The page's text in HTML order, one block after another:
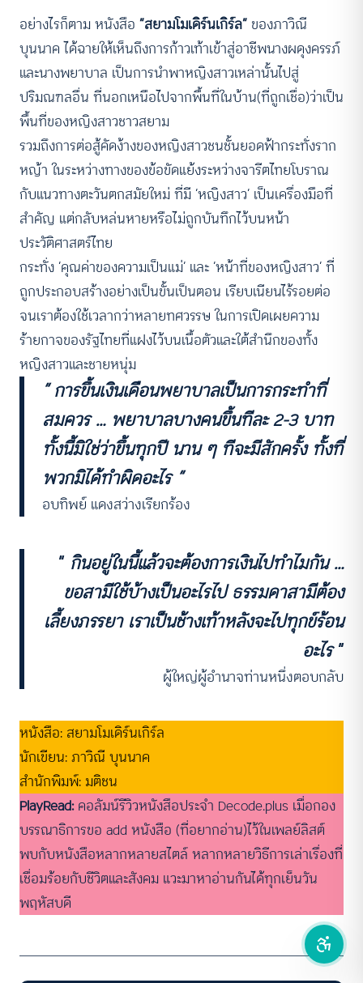
อย่างไรก็ตาม หนังสือ “สยามโมเดิร์นเกิร์ล” ของภาวิณี
บุนนาค ได้ฉายให้เห็นถึงการก้าวเท้าเข้าสู่อาชีพนางผดุงครรภ์
และนางพยาบาล เป็นการนำพาหญิงสาวเหล่านั้นไปสู่
ปริมณฑลอื่น ที่นอกเหนือไปจากพื้นที่ในบ้าน(ที่ถูกเชื่อ)ว่าเป็น
พื้นที่ของหญิงสาวชาวสยาม
รวมถึงการต่อสู้คัดง้างของหญิงสาวชนชั้นยอดฟ้ากระทั่งราก
หญ้า ในระหว่างทางของข้อขัดแย้งระหว่างจารีตไทยโบราณ
กับแนวทางตะวันตกสมัยใหม่ ที่มี ‘หญิงสาว’ เป็นเครื่องมือที่
สำคัญ แต่กลับหล่นหายหรือไม่ถูกบันทึกไว้บนหน้า
ประวัติศาสตร์ไทย
กระทั่ง ‘คุณค่าของความเป็นแม่’ และ ‘หน้าที่ของหญิงสาว’ ที่
ถูกประกอบสร้างอย่างเป็นขั้นเป็นตอน เรียบเนียนไร้รอยต่อ
จนเราต้องใช้เวลากว่าหลายทศวรรษ ในการเปิดเผยความ
ร้ายกาจของรัฐไทยที่แฝงไว้บนเนื้อตัวและใต้สำนึกของทั้ง
หญิงสาวและชายหนุ่ม
“ การขึ้นเงินเดือนพยาบาลเป็นการกระทำที่
สมควร … พยาบาลบางคนขึ้นทีละ 2-3 บาท
ทั้งนี้มิใช่ว่าขึ้นทุกปี นาน ๆ ทีจะมีสักครั้ง ทั้งที่
พวกมิได้ทำผิดอะไร ”
อบทิพย์ แดงสว่างเรียกร้อง
“ กินอยู่ในนี้แล้วจะต้องการเงินไปทำไมกัน …
ขอสามีใช้บ้างเป็นอะไรไป ธรรมดาสามีต้อง
เลี้ยงภรรยา เราเป็นช้างเท้าหลังจะไปทุกข์ร้อน
อะไร”
ผู้ใหญ่ผู้อำนาจท่านหนึ่งตอบกลับ
หนังสือ: สยามโมเดิร์นเกิร์ล
นักเขียน: ภาวิณี บุนนาค
สำนักพิมพ์: มติชน
PlayRead:คอลัมน์รีวิวหนังสือประจำ Decode.plus เมื่อกอง
บรรณาธิการขอ add หนังสือ (ที่อยากอ่าน)ไว้ในเพลย์ลิสต์
พบกับหนังสือหลากหลายสไตล์ หลากหลายวิธีการเล่าเรื่องที่
เชื่อมร้อยกับชีวิตและสังคม แวะมาหาอ่านกันได้ทุกเย็นวัน
พฤหัสบดี
ACCESSIBILITY
ขนาดตัวอักษร
A-
ปกติ มากที่สุด
ปรับสีสำหรับตาบอดสี
ปิด Protan Deutan Tritan
ฟอนต์อ่านง่าย
เน้นลิงก์
เน้นกรอบ Focus
ซ่อนรูปภาพ